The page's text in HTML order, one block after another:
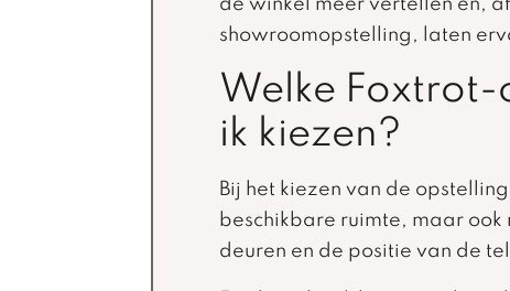
de winkel meer vertellen en,
showroomopstelling, laten
Welke
ik kiezen?
Bij het kiezen van de
beschikbare ruimte, maar
deuren en de positie van de